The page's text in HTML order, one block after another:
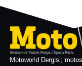
Motoworld Dergisi;